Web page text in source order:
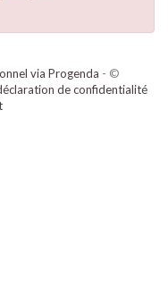
via Progenda - ©
de confidentialité